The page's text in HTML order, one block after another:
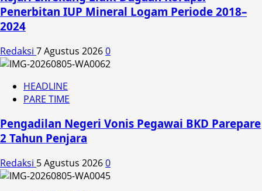
Penerbitan IUP Mineral Logam Periode 2018–
2024
Redaksi 7 Agustus 20260
HEADLINE
PARE TIME
Pengadilan Negeri Vonis Pegawai BKD Parepare
2 Tahun Penjara
Redaksi 5 Agustus 20260